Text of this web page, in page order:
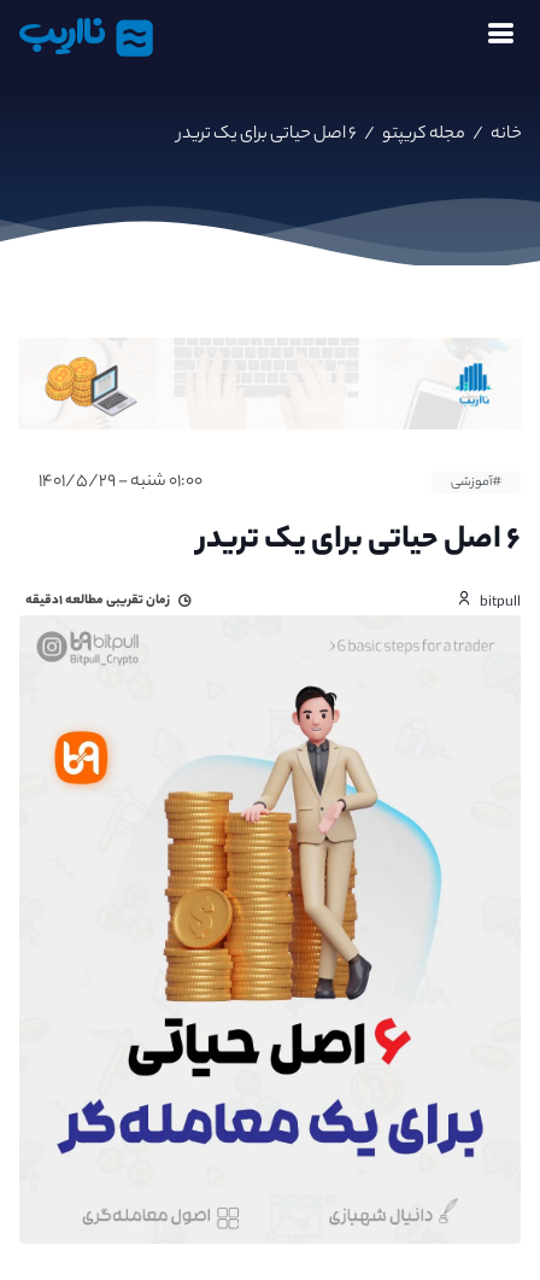
نااریب
خانه / مجله کریپتو / ۶ اصل حیاتی برای یک تریدر
#آموزشی ۰۱:۰۰ شنبه - ۱۴۰۱/۵/۲۹
۶ اصل حیاتی برای یک تریدر
bitpull زمان تقریبی مطالعه۱دقیقه